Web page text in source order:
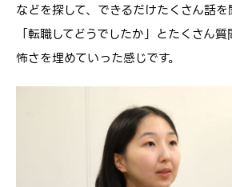
などを探して、できるだけたくさん話
「転職してどうでしたか」とたくさん
怖さを埋めていった感じです。